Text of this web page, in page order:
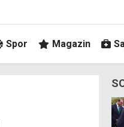
Spor Magazin